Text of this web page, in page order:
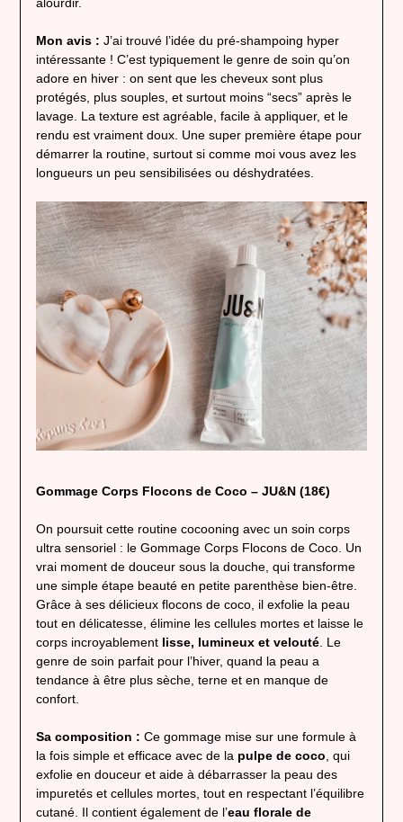
alourdir.
Mon avis : J’ai trouvé l’idée du pré-shampoing hyper
intéressante ! C’est typiquement le genre de soin qu’on
adore en hiver : on sent que les cheveux sont plus
protégés, plus souples, et surtout moins “secs” après le
lavage. La texture est agréable, facile à appliquer, et le
rendu est vraiment doux. Une super première étape pour
démarrer la routine, surtout si comme moi vous avez les
longueurs un peu sensibilisées ou déshydratées.
Gommage Corps Flocons de Coco – JU&N (18€)
On poursuit cette routine cocooning avec un soin corps
ultra sensoriel : le Gommage Corps Flocons de Coco. Un
vrai moment de douceur sous la douche, qui transforme
une simple étape beauté en petite parenthèse bien-être.
Grâce à ses délicieux flocons de coco, il exfolie la peau
tout en délicatesse, élimine les cellules mortes et laisse le
corps incroyablement lisse, lumineux et velouté. Le
genre de soin parfait pour l’hiver, quand la peau a
tendance à être plus sèche, terne et en manque de
confort.
Sa composition : Ce gommage mise sur une formule à
la fois simple et efficace avec de la pulpe de coco , qui
exfolie en douceur et aide à débarrasser la peau des
impuretés et cellules mortes, tout en respectant l’équilibre
cutané. Il contient également de l’eau florale de